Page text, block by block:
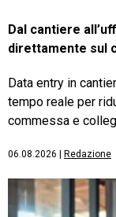
Dal cantiere
direttamente sul
Data entry in
tempo reale per
commessa e
06.08.2026 Redazione